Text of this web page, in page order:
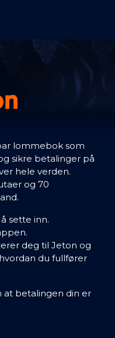
lommebok som
sikre betalinger på
hele verden.
og 70
sette inn.
deg til Jeton og
du fullfører
at betalingen din er